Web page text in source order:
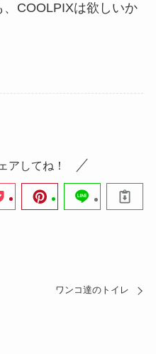
COOLPIXは欲しいか
アしてね！
ワンコ達のトイレ